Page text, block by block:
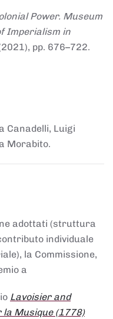
Power. Museum
Imperialism in
pp. 676–722.
Canadelli, Luigi
Morabito.
adottati (struttura
individuale
la Commissione,
a
Lavoisier and
la Musique (1778)